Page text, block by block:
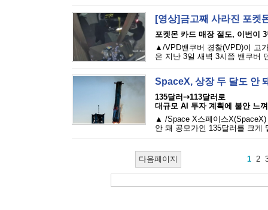
[영상]금고째 사라진 포켓
포켓몬 카드 매장 절도, 이번이
▲/VPD밴쿠버 경찰(VPD)이 고
은 지난 3일 새벽 3시쯤 밴쿠버
SpaceX, 상장 두 달도 안
135달러⇢113달러로
대규모 AI 투자 계획에 불안 느껴
▲ /Space X스페이스
안 돼 공모가인 135달러를 크게
다음페이지 1 2